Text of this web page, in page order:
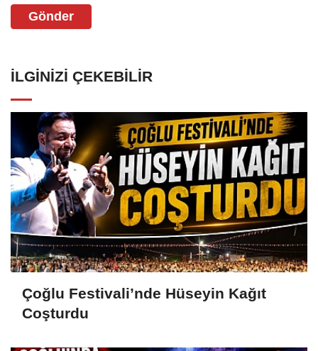
Gönder
İLGINIZI ÇEKEBILIR
Çoğlu Festivali’nde Hüseyin Kağıt
Coşturdu